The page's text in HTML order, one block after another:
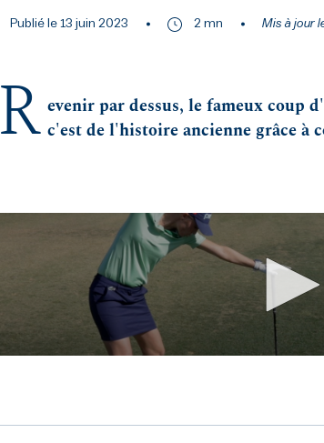
Publié le 13 juin 2023 2 mn Mis à jour
R evenir par dessus, le fameux coup
c'est de l'histoire ancienne grâce à